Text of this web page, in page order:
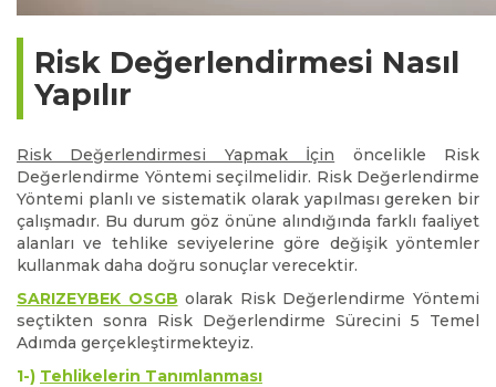
Risk Değerlendirmesi Nasıl
Yapılır
Risk Değerlendirmesi Yapmak İçin öncelikle Risk
Değerlendirme Yöntemi seçilmelidir. Risk Değerlendirme
Yöntemi planlı ve sistematik olarak yapılması gereken bir
çalışmadır. Bu durum göz önüne alındığında farklı faaliyet
alanları ve tehlike seviyelerine göre değişik yöntemler
kullanmak daha doğru sonuçlar verecektir.
SARIZEYBEK OSGB olarak Risk Değerlendirme Yöntemi
seçtikten sonra Risk Değerlendirme Sürecini 5 Temel
Adımda gerçekleştirmekteyiz.
1-) Tehlikelerin Tanımlanması